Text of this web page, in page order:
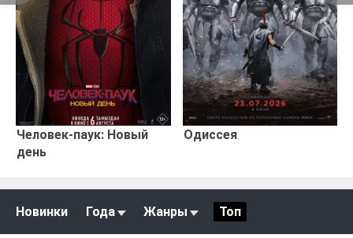
Человек-паук: Новый
день
Одиссея
Новинки Года Жанры Топ